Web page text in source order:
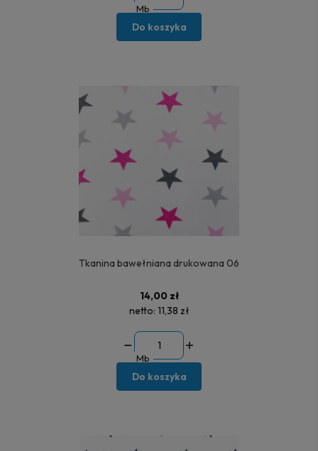
Mb
Do koszyka
Tkanina bawełniana drukowana 06
14,00 zł
netto: 11,38 zł
Mb
Do koszyka